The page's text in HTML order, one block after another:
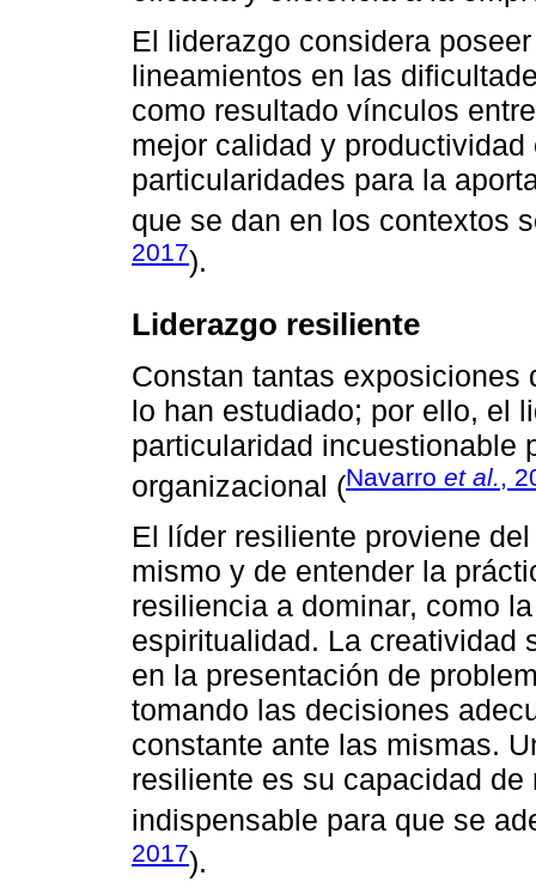
El liderazgo considera
lineamientos en las
como resultado vínculos
mejor calidad y
particularidades para la
que se dan en los contextos
2017).
Liderazgo resiliente
Constan tantas exposiciones
lo han estudiado; por ello, el
particularidad incuestionable
organizacional (Navarro et al.,
El líder resiliente proviene
mismo y de entender la
resiliencia a dominar, como
espiritualidad. La creatividad
en la presentación de
tomando las decisiones
constante ante las mismas.
resiliente es su capacidad
indispensable para que se
2017).